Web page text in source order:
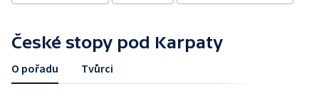
České stopy pod Karpaty
O pořadu Tvůrci